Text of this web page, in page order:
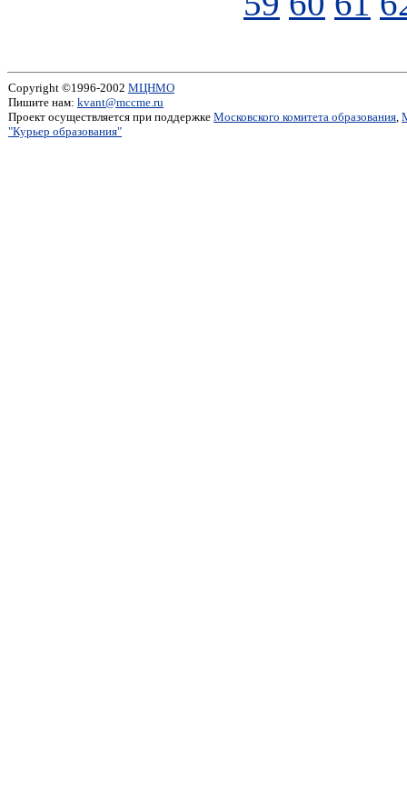
Copyright ©1996-2002 МЦНМО
Пишите нам: kvant@mccme.ru
Проект осуществляется при поддержке Московского комитета образования,
"Курьер образования"